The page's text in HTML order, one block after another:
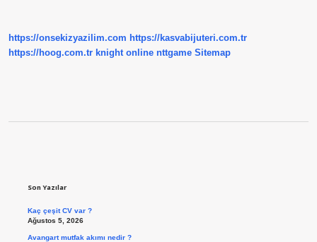
https://onsekizyazilim.com https://kasvabijuteri.com.tr
https://hoog.com.tr knight online nttgame Sitemap
Son Yazılar
Kaç çeşit CV var ?
Ağustos 5, 2026
Avangart mutfak akımı nedir ?